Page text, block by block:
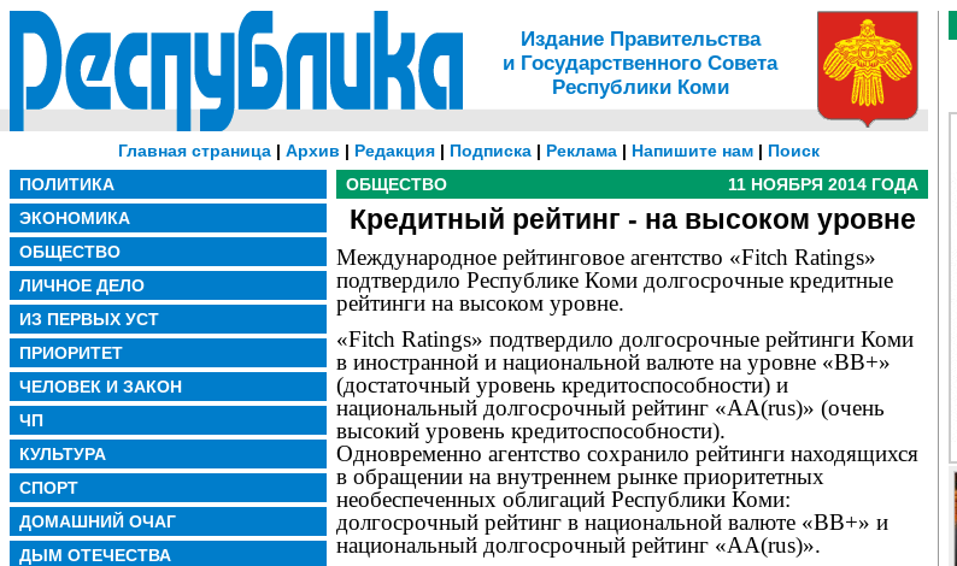
Издание Правительства
и Государственного Совета
Республики Коми
Главная страница | Архив | Редакция | Подписка | Реклама | Напишите нам | Поиск
ПОЛИТИКА
ЭКОНОМИКА
ОБЩЕСТВО
ЛИЧНОЕ ДЕЛО
ИЗ ПЕРВЫХ УСТ
ПРИОРИТЕТ
ЧЕЛОВЕК И ЗАКОН
ЧП
КУЛЬТУРА
СПОРТ
ДОМАШНИЙ ОЧАГ
ДЫМ ОТЕЧЕСТВА
ОБЩЕСТВО 11 НОЯБРЯ 2014 ГОДА
Кредитный рейтинг - на высоком уровне
Международное рейтинговое агентство «Fitch Ratings»
подтвердило Республике Коми долгосрочные кредитные
рейтинги на высоком уровне.
«Fitch Ratings» подтвердило долгосрочные рейтинги Коми
в иностранной и национальной валюте на уровне «BB+»
(достаточный уровень кредитоспособности) и
национальный долгосрочный рейтинг «AA(rus)» (очень
высокий уровень кредитоспособности).
Одновременно агентство сохранило рейтинги находящихся
в обращении на внутреннем рынке приоритетных
необеспеченных облигаций Республики Коми:
долгосрочный рейтинг в национальной валюте «BB+» и
национальный долгосрочный рейтинг «AA(rus)».